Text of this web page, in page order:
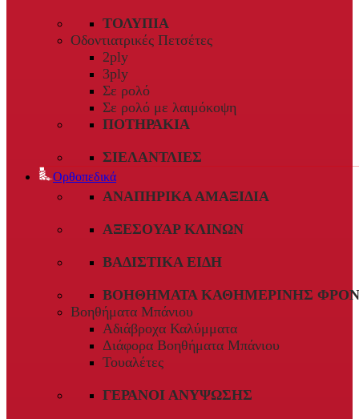
ΤΟΛΎΠΙΑ
Οδοντιατρικές Πετσέτες
2ply
3ply
Σε ρολό
Σε ρολό με λαιμόκοψη
ΠΟΤΗΡΆΚΙΑ
ΣΙΕΛΑΝΤΛΊΕΣ
Ορθοπεδικά
ΑΝΑΠΗΡΙΚΆ ΑΜΑΞΊΔΙΑ
ΑΞΕΣΟΥΆΡ ΚΛΙΝΏΝ
ΒΑΔΙΣΤΙΚΆ ΕΊΔΗ
ΒΟΗΘΉΜΑΤΑ ΚΑΘΗΜΕΡΙΝΉΣ
Βοηθήματα Μπάνιου
Αδιάβροχα Καλύμματα
Διάφορα Βοηθήματα Μπάνιου
Τουαλέτες
ΓΕΡΑΝΟΊ ΑΝΎΨΩΣΗΣ